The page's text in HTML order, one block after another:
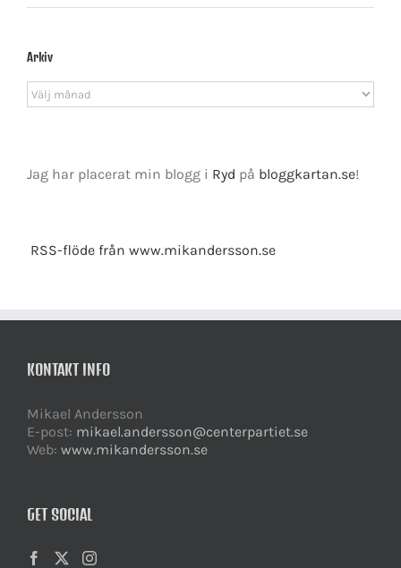
Arkiv
Arkiv
Jag har placerat min blogg i Ryd på bloggkartan.se!
RSS-flöde från www.mikandersson.se
KONTAKT INFO
Mikael Andersson
E-post: mikael.andersson@centerpartiet.se
Web: www.mikandersson.se
GET SOCIAL